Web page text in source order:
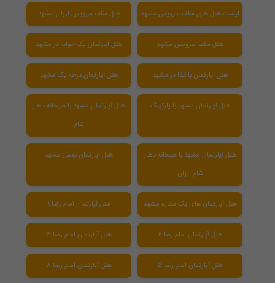
لیست هتل های سلف سرویس مشهد هتل سلف سرویس ارزان مشهد
هتل سلف سرویس مشهد هتل اپارتمان یک خوابه در مشهد
هتل آپارتمان با غذا در مشهد هتل آپارتمان درجه یک مشهد
هتل آپارتمان مشهد با پارکینگ
هتل آپارتمان مشهد با صبحانه ناهار
شام
هتل آپارتمان مشهد با صبحانه ناهار
شام ارزان
هتل آپارتمان نوساز مشهد
هتل آپارتمان های یک ستاره مشهد هتل آپارتمان امام رضا ۱
هتل آپارتمان امام رضا ۲ هتل آپارتمان امام رضا 3
هتل آپارتمان امام رضا ۵ هتل آپارتمان امام رضا ۸